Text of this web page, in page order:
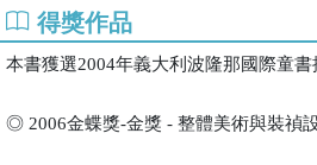
White Pebble Hill》。2000年以《A
“A Four-Picture Story For The New
年《 腳踏車輪子》再獲選義大利波隆那
得獎作品
本書獲選2004年義大利波隆那國際童書
◎ 2006金蝶獎-金獎 - 整體美術與裝禎